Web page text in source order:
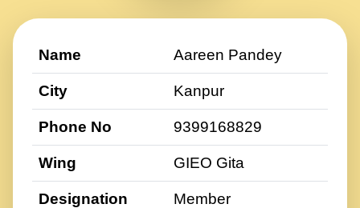
Name Aareen Pandey
City Kanpur
Phone No 9399168829
Wing GIEO Gita
Designation Member